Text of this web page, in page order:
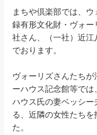
まちや倶楽部では、
録有形文化財・ヴォ
社さん、（一社）近
でおります。
ヴォーリズさんたち
ーハウス記念館等で
ハウス氏の妻ベッシー
る、近隣の女性たち
た。